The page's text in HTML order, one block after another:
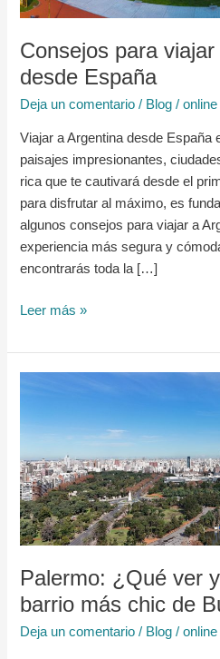
Consejos para
desde España
Deja un comentario / Blog /online
Viajar a Argentina desde España
paisajes impresionantes,
rica que te cautivará desde el
para disfrutar al máximo, es
algunos consejos para viajar a
experiencia más segura y
encontrarás toda la […]
Leer más »
Palermo: ¿Qué ver
barrio más chic de
Deja un comentario / Blog /online
ver
hacer
en
el
barrio
chic
de
Aires?